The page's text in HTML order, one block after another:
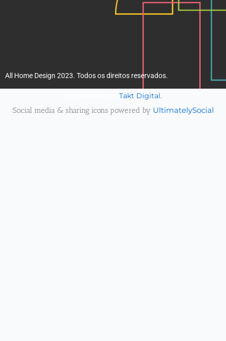
All Home Design 2023. Todos os direitos reservados.
Takt Digital.
Social media & sharing icons powered by UltimatelySocial